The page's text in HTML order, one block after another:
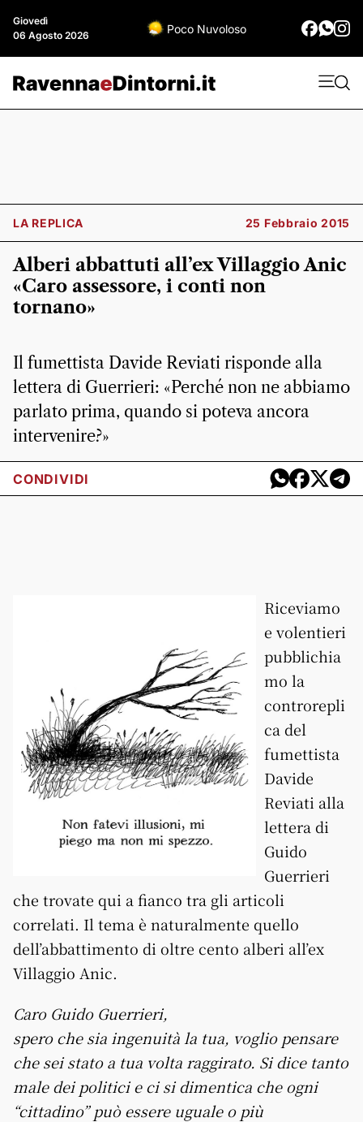
Giovedì
06 Agosto 2026
Poco Nuvoloso
LA REPLICA 25 Febbraio 2015
Alberi abbattuti all’ex Villaggio Anic
«Caro assessore, i conti non
tornano»
Il fumettista Davide Reviati risponde alla
lettera di Guerrieri: «Perché non ne abbiamo
parlato prima, quando si poteva ancora
intervenire?»
CONDIVIDI
Riceviamo
e volentieri
pubblichia
mo la
controrepli
ca del
fumettista
Davide
Reviati alla
lettera di
Guido
Guerrieri
che trovate qui a fianco tra gli articoli
correlati. Il tema è naturalmente quello
dell’abbattimento di oltre cento alberi all’ex
Villaggio Anic.
Caro Guido Guerrieri,
spero che sia ingenuità la tua, voglio pensare
che sei stato a tua volta raggirato. Si dice tanto
male dei politici e ci si dimentica che ogni
“cittadino” può essere uguale o più